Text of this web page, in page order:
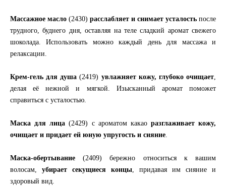
Массажное масло (2430) расслабляет и снимает усталость после
трудного, буднего дня, оставляя на теле сладкий аромат свежего
шоколада. Использовать можно каждый день для массажа и
релаксации.
Крем-гель для душа (2419) увлажняет кожу, глубоко очищает
делая её нежной и мягкой. Изысканный аромат поможет
справиться с усталостью.
Маска для лица (2429) с ароматом какао разглаживает кожу,
очищает и придает ей юную упругость и сияние
Маска-обертывание (2409) бережно относиться к вашим
волосам, убирает секущиеся концы , придавая им сияние и
здоровый вид.